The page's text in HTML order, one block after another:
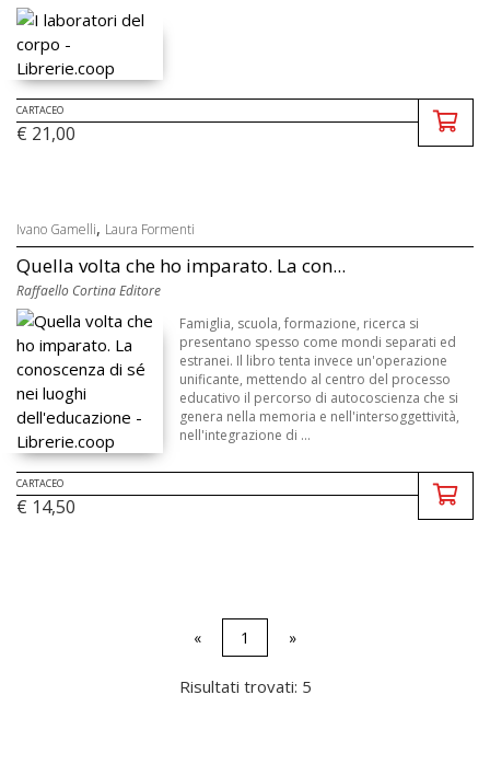
CARTACEO
€ 21,00
Ivano Gamelli, Laura Formenti
Quella volta che ho imparato. La con...
Raffaello Cortina Editore
Famiglia, scuola, formazione, ricerca si
presentano spesso come mondi separati ed
estranei. Il libro tenta invece un'operazione
unificante, mettendo al centro del processo
educativo il percorso di autocoscienza che si
genera nella memoria e nell'intersoggettività,
nell'integrazione di ...
CARTACEO
€ 14,50
« 1 »
Risultati trovati: 5